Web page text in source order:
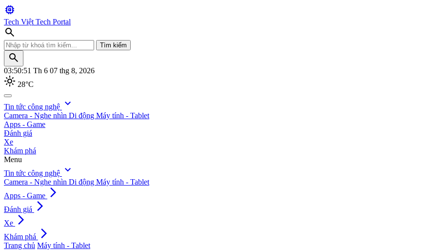
memory
Tech Việt Tech Portal
search
Tìm kiếm
search
03:50:52 Th 6 07 thg 8, 2026
light_mode 28°C
search
Tìm kiếm
Tin tức công nghệ expand_more
Camera - Nghe nhìn Di động Máy tính - Tablet
Apps - Game
Đánh giá
Xe
Khám phá
Menu
Tin tức công nghệ expand_more
Camera - Nghe nhìn Di động Máy tính - Tablet
Apps - Game arrow_forward_ios
Đánh giá arrow_forward_ios
Xe arrow_forward_ios
Khám phá arrow_forward_ios
Trang chủ Máy tính - Tablet